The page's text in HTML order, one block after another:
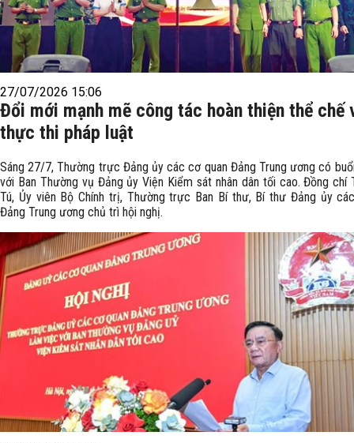
27/07/2026 15:06
Đổi mới mạnh mẽ công tác hoàn thiện thể chế
thực thi pháp luật
Sáng 27/7, Thường trực Đảng ủy các cơ quan Đảng Trung ương có
với Ban Thường vụ Đảng ủy Viện Kiểm sát nhân dân tối cao. Đồng chí
Tú, Ủy viên Bộ Chính trị, Thường trực Ban Bí thư, Bí thư Đảng ủy
Đảng Trung ương chủ trì hội nghị.